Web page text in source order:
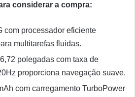
considerar a compra:
com processador eficiente
multitarefas fluidas.
polegadas com taxa de
proporciona navegação suave.
com carregamento TurboPower